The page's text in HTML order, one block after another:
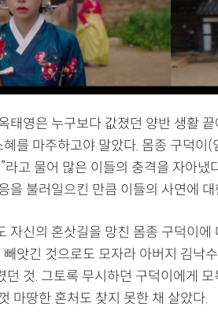
태영은 누구보다 값졌던 양반 생활
를 마주하고야 말았다. 몸종 구덕이
라고 물어 많은 이들의 충격을 자아냈
을 불러일으킨 만큼 이들의 사연에
자신의 혼삿길을 망친 몸종 구덕이
앗긴 것으로도 모자라 아버지 김낙
던 것. 그토록 무시하던 구덕이에게
마땅한 혼처도 찾지 못한 채 살았다.